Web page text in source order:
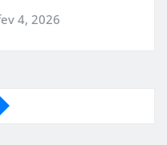
4, 2026